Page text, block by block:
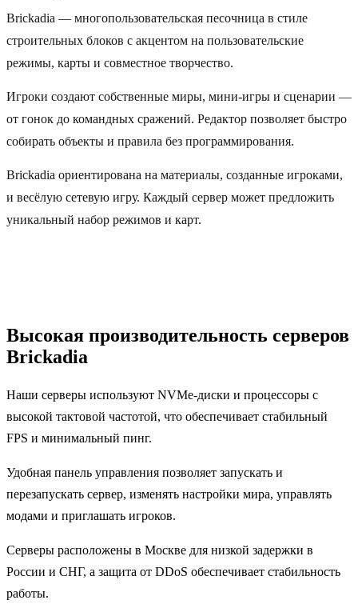
Brickadia — многопользовательская песочница в стиле
строительных блоков с акцентом на пользовательские
режимы, карты и совместное творчество.
Игроки создают собственные миры, мини-игры и сценарии —
от гонок до командных сражений. Редактор позволяет быстро
собирать объекты и правила без программирования.
Brickadia ориентирована на материалы, созданные игроками,
и весёлую сетевую игру. Каждый сервер может предложить
уникальный набор режимов и карт.
Высокая производительность серверов
Brickadia
Наши серверы используют NVMe-диски и процессоры с
высокой тактовой частотой, что обеспечивает стабильный
FPS и минимальный пинг.
Удобная панель управления позволяет запускать и
перезапускать сервер, изменять настройки мира, управлять
модами и приглашать игроков.
Серверы расположены в Москве для низкой задержки в
России и СНГ, а защита от DDoS обеспечивает стабильность
работы.